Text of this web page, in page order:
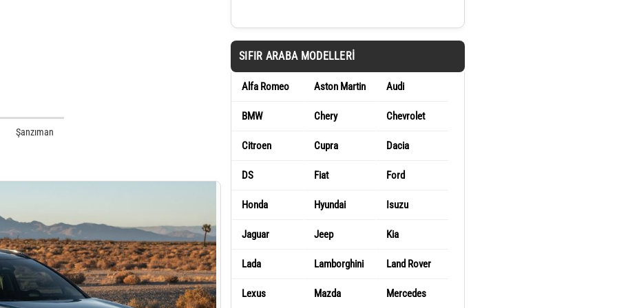
Şanzıman
SIFIR ARABA MODELLERI
Alfa Romeo Aston Martin Audi
BMW Chery Chevrolet
Citroen Cupra Dacia
DS Fiat Ford
Honda Hyundai Isuzu
Jaguar Jeep Kia
Lada Lamborghini Land Rover
Lexus Mazda Mercedes